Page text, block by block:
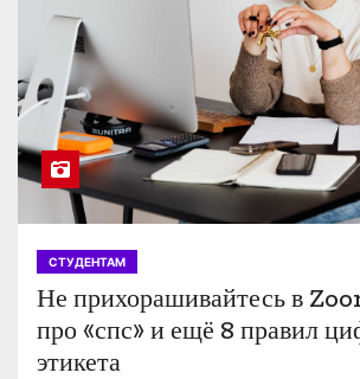
СТУДЕНТАМ
Не прихорашивайтесь в
про «спс» и ещё 8 правил
этикета